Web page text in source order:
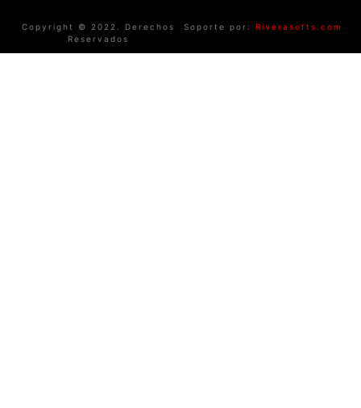
Copyright © 2022. Derechos
Reservados
Soporte por: Riverasofts.com